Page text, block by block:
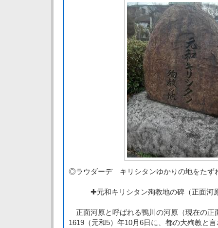
◎ラウダーデ キリシタンゆかりの地をたず
✚元和キリシタン殉教地の碑（正面河
正面河原と呼ばれる鴨川の河原（現在の正
1619（元和5）年10月6日に、都の大殉教と